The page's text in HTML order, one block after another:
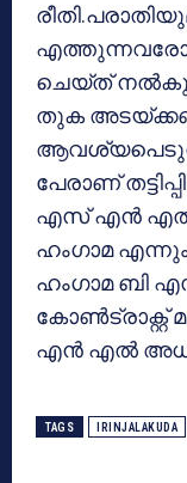
എത്തുന്നവരോട്
ചെയ്ത്
തുക
പേരാണ്
എസ് എന്‍ എല്‍
ഹംഗാമ
ഹംഗാമ ബി
എന്‍ എല്‍
TAGS IRINJALAKUDA